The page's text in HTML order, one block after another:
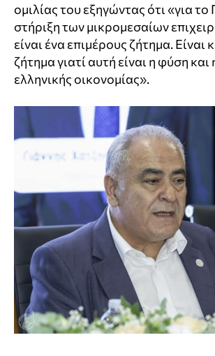
ομιλίας του εξηγώντας ότι «για
στήριξη των μικρομεσαίων
είναι ένα επιμέρους ζήτημα. Είναι
ζήτημα γιατί αυτή είναι η φύση και
ελληνικής οικονομίας».